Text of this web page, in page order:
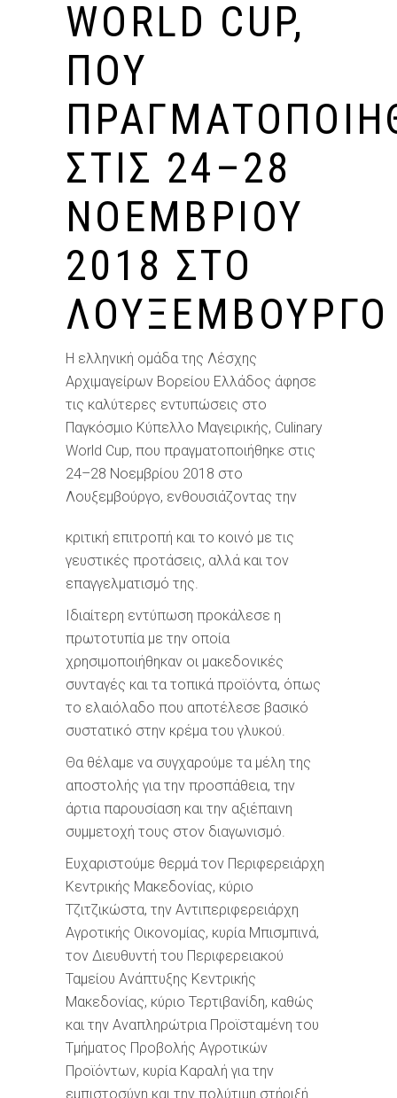
WORLD CUP,
ΠΟΥ
ΣΤΙΣ 24–28
ΝΟΕΜΒΡΊΟΥ
2018 ΣΤΟ
ΛΟΥΞΕΜΒΟΎΡΓΟ
Η ελληνική ομάδα της Λέσχης
Αρχιμαγείρων Βορείου Ελλάδος άφησε
τις καλύτερες εντυπώσεις στο
Παγκόσμιο Κύπελλο Μαγειρικής, Culinary
World Cup, που πραγματοποιήθηκε στις
24–28 Νοεμβρίου 2018 στο
Λουξεμβούργο, ενθουσιάζοντας την
κριτική επιτροπή και το κοινό με τις
γευστικές προτάσεις, αλλά και τον
επαγγελματισμό της.
Ιδιαίτερη εντύπωση προκάλεσε η
πρωτοτυπία με την οποία
χρησιμοποιήθηκαν οι μακεδονικές
συνταγές και τα τοπικά προϊόντα, όπως
το ελαιόλαδο που αποτέλεσε βασικό
συστατικό στην κρέμα του γλυκού.
Θα θέλαμε να συγχαρούμε τα μέλη της
αποστολής για την προσπάθεια, την
άρτια παρουσίαση και την αξιέπαινη
συμμετοχή τους στον διαγωνισμό.
Ευχαριστούμε θερμά τον Περιφερειάρχη
Κεντρικής Μακεδονίας, κύριο
Τζιτζικώστα, την Αντιπεριφερειάρχη
Αγροτικής Οικονομίας, κυρία Μπισμπινά,
τον Διευθυντή του Περιφερειακού
Ταμείου Ανάπτυξης Κεντρικής
Μακεδονίας, κύριο Τερτιβανίδη, καθώς
και την Αναπληρώτρια Προϊσταμένη του
Τμήματος Προβολής Αγροτικών
Προϊόντων, κυρία Καραλή για την
εμπιστοσύνη και την πολύτιμη στήριξή